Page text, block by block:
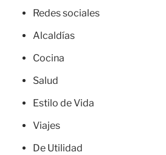
Redes sociales
Alcaldías
Cocina
Salud
Estilo de Vida
Viajes
De Utilidad